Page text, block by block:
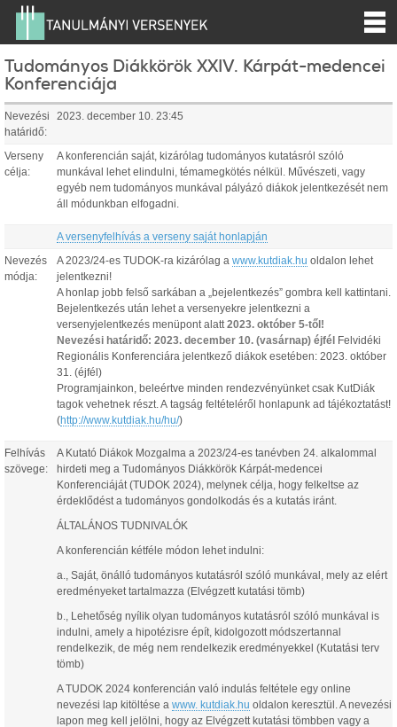
Tudományos Diákkörök XXIV. Kárpát-medencei
Konferenciája
Nevezési
határidő:
2023. december 10. 23:45
Verseny
célja:
A konferencián saját, kizárólag tudományos kutatásról szóló
munkával lehet elindulni, témamegkötés nélkül. Művészeti, vagy
egyéb nem tudományos munkával pályázó diákok jelentkezését nem
áll módunkban elfogadni.
A versenyfelhívás a verseny saját honlapján
Nevezés
módja:
A 2023/24-es TUDOK-ra kizárólag a www.kutdiak.hu oldalon lehet
jelentkezni!
A honlap jobb felső sarkában a „bejelentkezés” gombra kell kattintani.
Bejelentkezés után lehet a versenyekre jelentkezni a
versenyjelentkezés menüpont alatt 2023. október 5-től!
Nevezési határidő: 2023. december 10. (vasárnap) éjfél
Felvidéki
Regionális Konferenciára jelentkező diákok esetében: 2023. október
31. (éjfél)
Programjainkon, beleértve minden rendezvényünket csak KutDiák
tagok vehetnek részt. A tagság feltételéről honlapunk ad tájékoztatást!
(http://www.kutdiak.hu/hu/)
Felhívás
szövege:
A Kutató Diákok Mozgalma a 2023/24-es tanévben 24. alkalommal
hirdeti meg a Tudományos Diákkörök Kárpát-medencei
Konferenciáját (TUDOK 2024), melynek célja, hogy felkeltse az
érdeklődést a tudományos gondolkodás és a kutatás iránt.
ÁLTALÁNOS TUDNIVALÓK
A konferencián kétféle módon lehet indulni:
a., Saját, önálló tudományos kutatásról szóló munkával, mely az elért
eredményeket tartalmazza (Elvégzett kutatási tömb)
b., Lehetőség nyílik olyan tudományos kutatásról szóló munkával is
indulni, amely a hipotézisre épít, kidolgozott módszertannal
rendelkezik, de még nem rendelkezik eredményekkel (Kutatási terv
tömb)
A TUDOK 2024 konferencián való indulás feltétele egy online
nevezési lap kitöltése a www. kutdiak.hu oldalon keresztül. A nevezési
lapon meg kell jelölni, hogy az Elvégzett kutatási tömbben vagy a